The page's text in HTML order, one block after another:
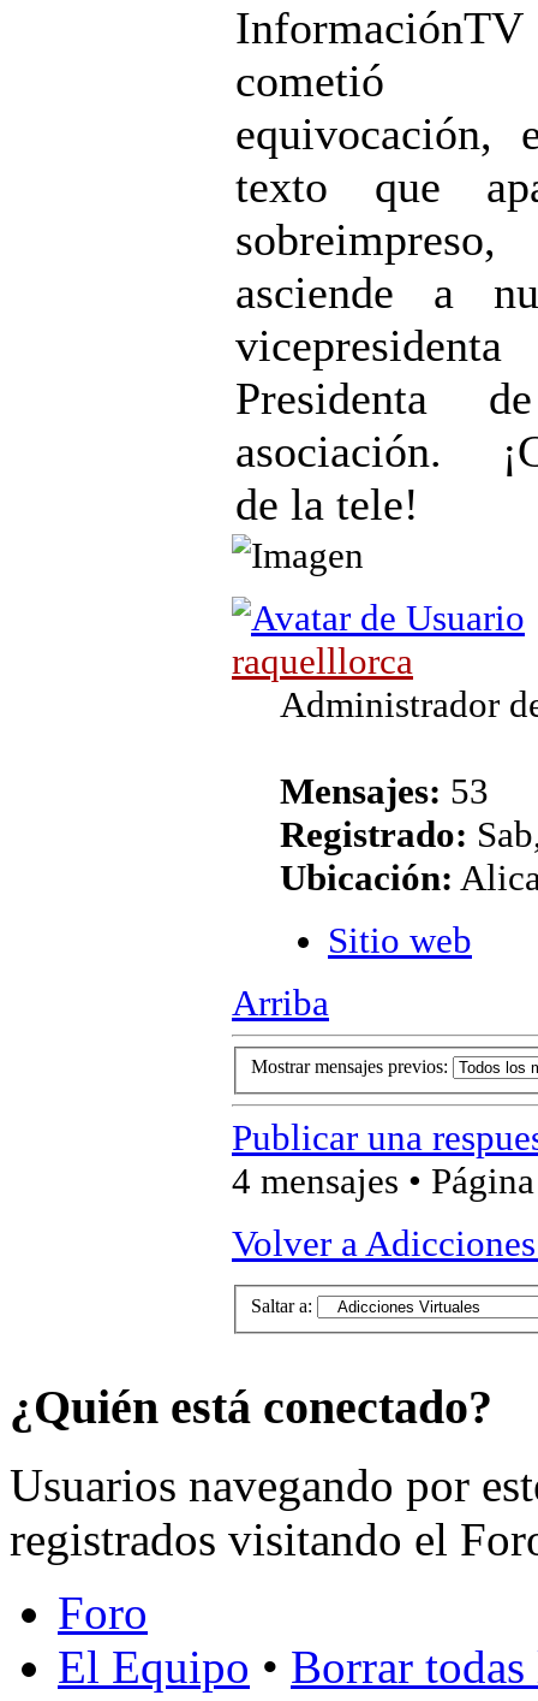
InformaciónTV
cometió
equivocación,
texto que
sobreimpreso,
asciende a
Presidenta
asociación.
de la tele!
raquelllorca
Administrador
Mensajes: 53
Registrado:
Ubicación:
Sitio web
Arriba
Mostrar mensajes previos:
Publicar una
4 mensajes •
Volver a
Saltar a:
¿Quién está conectado?
Usuarios navegando por
registrados visitando el
Foro
El Equipo • Borrar